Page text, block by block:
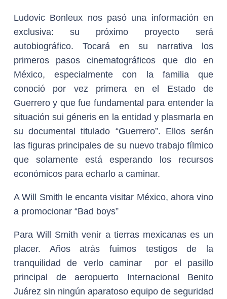
Ludovic Bonleux nos pasó una información en
exclusiva: su próximo proyecto será
autobiográfico. Tocará en su narrativa los
primeros pasos cinematográficos que dio en
México, especialmente con la familia que
conoció por vez primera en el Estado de
Guerrero y que fue fundamental para entender la
situación sui géneris en la entidad y plasmarla en
su documental titulado “Guerrero”. Ellos serán
las figuras principales de su nuevo trabajo fílmico
que solamente está esperando los recursos
económicos para echarlo a caminar.
A Will Smith le encanta visitar México, ahora vino
a promocionar “Bad boys”
Para Will Smith venir a tierras mexicanas es un
placer. Años atrás fuimos testigos de la
tranquilidad de verlo caminar por el pasillo
principal de aeropuerto Internacional Benito
Juárez sin ningún aparatoso equipo de seguridad